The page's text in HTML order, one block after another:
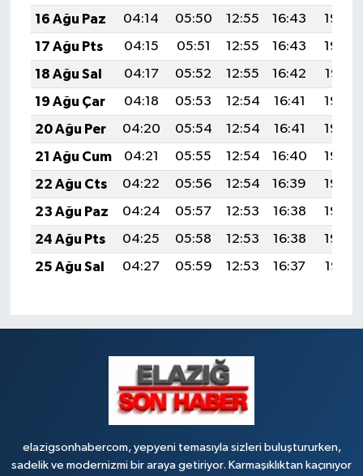
16 Ağu Paz
04:14 05:50 12:55 16:43
19:50
17 Ağu Pts
04:15 05:51 12:55 16:43
19:49
18 Ağu Sal
04:17 05:52 12:55 16:42
19:47
19 Ağu Çar
04:18 05:53 12:54 16:41
19:46
20 Ağu Per
04:20 05:54 12:54 16:41
19:44
21 Ağu Cum
04:21 05:55 12:54 16:40
19:43
22 Ağu Cts
04:22 05:56 12:54 16:39
19:42
23 Ağu Paz
04:24 05:57 12:53 16:38
19:40
24 Ağu Pts
04:25 05:58 12:53 16:38
19:39
25 Ağu Sal
04:27 05:59 12:53 16:37 19:37
elazigsonhabercom, yepyeni temasıyla sizleri buluştururken,
sadelik ve modernizmi bir araya getiriyor. Karmaşıklıktan kaçınıyor